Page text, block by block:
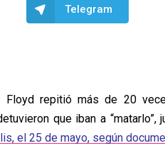
Telegram
Floyd repitió más de 20
que iban a
el 25 de mayo, según